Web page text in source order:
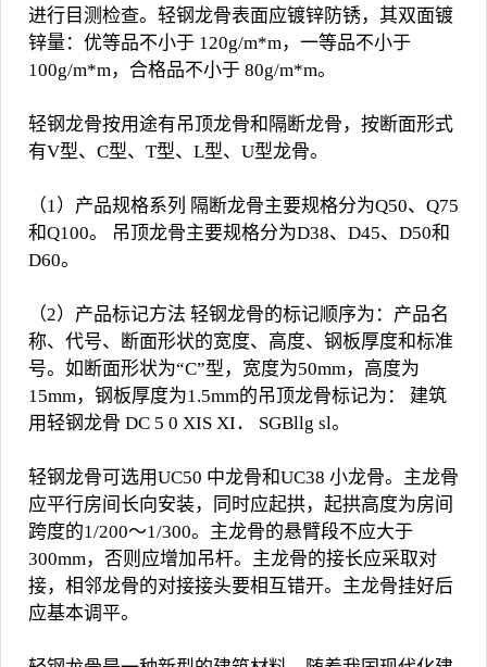
进行目测检查。轻钢龙骨表面应镀锌防锈，其双面镀
锌量：优等品不小于 120g/m*m，一等品不小于
100g/m*m，合格品不小于 80g/m*m。
轻钢龙骨按用途有吊顶龙骨和隔断龙骨，按断面形式
有V型、C型、T型、L型、U型龙骨。
（1）产品规格系列 隔断龙骨主要规格分为Q50、Q75
和Q100。 吊顶龙骨主要规格分为D38、D45、D50和
D60。
（2）产品标记方法 轻钢龙骨的标记顺序为：产品名
称、代号、断面形状的宽度、高度、钢板厚度和标准
号。如断面形状为“C”型，宽度为50mm，高度为
15mm，钢板厚度为1.5mm的吊顶龙骨标记为： 建筑
用轻钢龙骨 DC 5 0 XIS XI． SGBllg sl。
轻钢龙骨可选用UC50 中龙骨和UC38 小龙骨。主龙骨
应平行房间长向安装，同时应起拱，起拱高度为房间
跨度的1/200～1/300。主龙骨的悬臂段不应大于
300mm，否则应增加吊杆。主龙骨的接长应采取对
接，相邻龙骨的对接接头要相互错开。主龙骨挂好后
应基本调平。